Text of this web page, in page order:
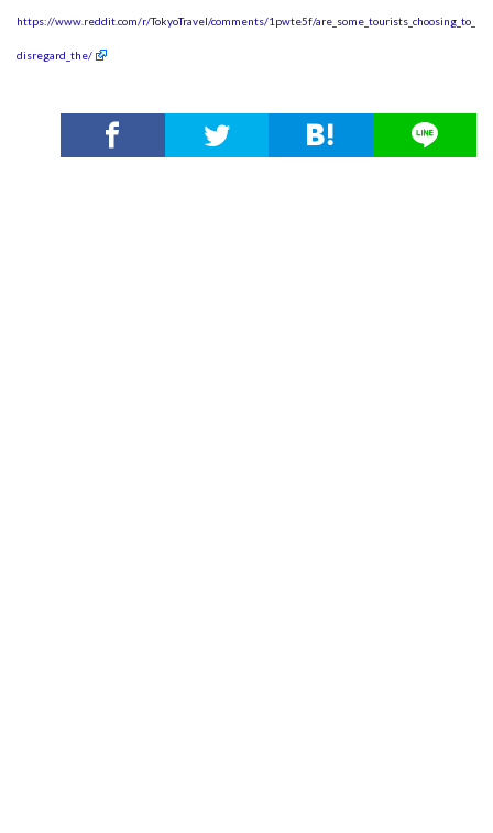
https://www.reddit.com/r/TokyoTravel/comments/1pwte5f/are_some_tourists_choosing_to_
disregard_the/